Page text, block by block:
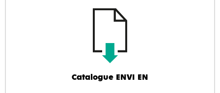
Catalogue ENVI EN